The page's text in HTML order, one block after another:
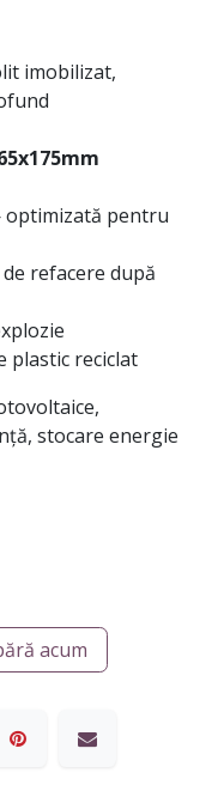
imobilizat,
optimizată pentru
refacere după
plastic reciclat
stocare energie
acum